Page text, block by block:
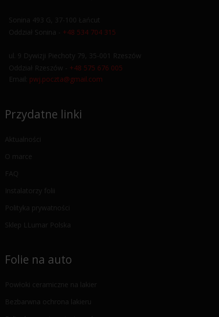
Sonina 493 G, 37-100 Łańcut
Oddział Sonina - +48 534 704 315
ul. 9 Dywizji Piechoty 79, 35-001 Rzeszów
Oddział Rzeszów - +48 575 676 005
Email: pwj.poczta@gmail.com
Przydatne linki
Aktualności
O marce
FAQ
Instalatorzy folii
Polityka prywatności
Sklep LLumar Polska
Folie na auto
Powłoki ceramiczne na lakier
Bezbarwna ochrona lakieru